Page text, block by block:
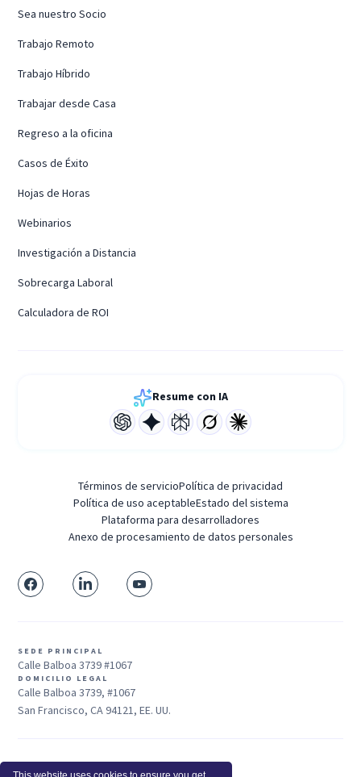
Sea nuestro Socio
Trabajo Remoto
Trabajo Híbrido
Trabajar desde Casa
Regreso a la oficina
Casos de Éxito
Hojas de Horas
Webinarios
Investigación a Distancia
Sobrecarga Laboral
Calculadora de ROI
Resume con IA
Términos de servicioPolítica de privacidad
Política de uso aceptableEstado del sistema
Plataforma para desarrolladores
Anexo de procesamiento de datos personales
SEDE PRINCIPAL
Calle Balboa 3739 #1067
DOMICILIO LEGAL
Calle Balboa 3739, #1067
San Francisco, CA 94121, EE. UU.
Ventas: +1 415-704-3737